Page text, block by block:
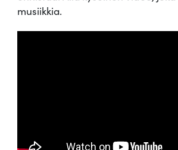
musiikkia.